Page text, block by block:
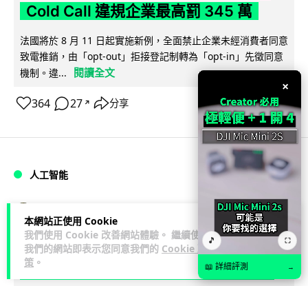
本網站正使用 Cookie
我們使用 Cookie 改善網站體驗。 繼續使用
我們的網站即表示您同意我們的 Cookie 政
策 。
Cold Call 違規企業最高罰 345 萬
法國將於 8 月 11 日起實施新例，全面禁止企業未經消費者同意
致電推銷，由「opt-out」拒接登記制轉為「opt-in」先徵同意
機制。違...
閱讀全文
364 27 ↗ 分享
人工智能
華為科學家警告 NVIDIA 已近物理極限
華為「韜定律」可繞過摩爾定律瓶頸
×
🎵 ⛶
📖 詳細評測 →